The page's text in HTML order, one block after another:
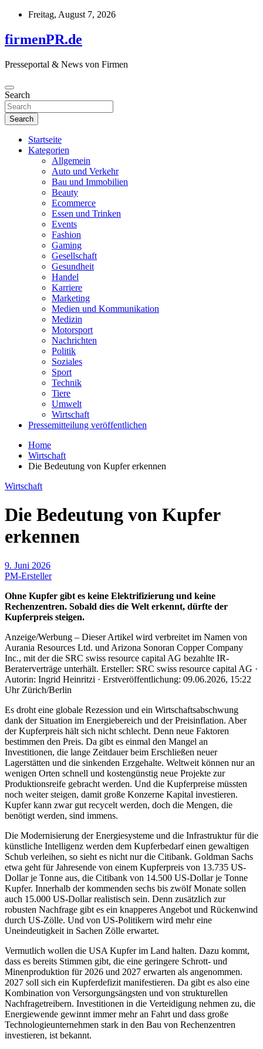
Skip
content
Freitag, August 7, 2026
firmenPR.de
Presseportal & News von Firmen
Search
Search
Startseite
Kategorien
Allgemein
Auto und Verkehr
Bau und Immobilien
Beauty
Ecommerce
Essen und Trinken
Events
Fashion
Gaming
Gesellschaft
Gesundheit
Handel
Karriere
Marketing
Medien und Kommunikation
Medizin
Motorsport
Nachrichten
Politik
Soziales
Sport
Technik
Tiere
Umwelt
Wirtschaft
Pressemitteilung veröffentlichen
Home
Wirtschaft
Die Bedeutung von Kupfer erkennen
Wirtschaft
Die Bedeutung von Kupfer
erkennen
9. Juni 2026
PM-Ersteller
Ohne Kupfer gibt es keine Elektrifizierung und keine
Rechenzentren. Sobald dies die Welt erkennt, dürfte der
Kupferpreis steigen.
Anzeige/Werbung – Dieser Artikel wird verbreitet im Namen von
Aurania Resources Ltd. und Arizona Sonoran Copper Company
Inc., mit der die SRC swiss resource capital AG bezahlte IR-
Beraterverträge unterhält. Ersteller: SRC swiss resource capital AG ·
Autorin: Ingrid Heinritzi · Erstveröffentlichung: 09.06.2026, 15:22
Uhr Zürich/Berlin
Es droht eine globale Rezession und ein Wirtschaftsabschwung
dank der Situation im Energiebereich und der Preisinflation. Aber
der Kupferpreis hält sich nicht schlecht. Denn neue Faktoren
bestimmen den Preis. Da gibt es einmal den Mangel an
Investitionen, die lange Zeitdauer beim Erschließen neuer
Lagerstätten und die sinkenden Erzgehalte. Weltweit können nur an
wenigen Orten schnell und kostengünstig neue Projekte zur
Produktionsreife gebracht werden. Und die Kupferpreise müssten
noch weiter steigen, damit große Konzerne Kapital investieren.
Kupfer kann zwar gut recycelt werden, doch die Mengen, die
benötigt werden, sind immens.
Die Modernisierung der Energiesysteme und die Infrastruktur für die
künstliche Intelligenz werden dem Kupferbedarf einen gewaltigen
Schub verleihen, so sieht es nicht nur die Citibank. Goldman Sachs
etwa geht für Jahresende von einem Kupferpreis von 13.735 US-
Dollar je Tonne aus, die Citibank von 14.500 US-Dollar je Tonne
Kupfer. Innerhalb der kommenden sechs bis zwölf Monate sollen
auch 15.000 US-Dollar realistisch sein. Denn zusätzlich zur
robusten Nachfrage gibt es ein knapperes Angebot und Rückenwind
durch US-Zölle. Und von US-Politikern wird mehr eine
Uneindeutigkeit in Sachen Zölle erwartet.
Vermutlich wollen die USA Kupfer im Land halten. Dazu kommt,
dass es bereits Stimmen gibt, die eine geringere Schrott- und
Minenproduktion für 2026 und 2027 erwarten als angenommen.
2027 soll sich ein Kupferdefizit manifestieren. Da gibt es also eine
Kombination von Versorgungsängsten und von strukturellen
Nachfragetreibern. Investitionen in die Verteidigung nehmen zu, die
Energiewende gewinnt immer mehr an Fahrt und dass große
Technologieunternehmen stark in den Bau von Rechenzentren
investieren, ist bekannt.